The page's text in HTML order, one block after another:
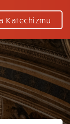
Katechizmu